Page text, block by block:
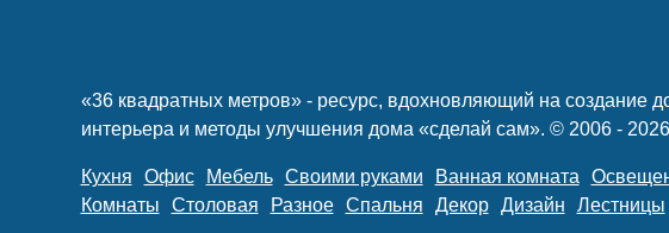
«36 квадратных метров» - ресурс, вдохновляющий на создание
интерьера и методы улучшения дома «сделай сам». © 2006 -
Кухня Офис Мебель Своими руками Ванная комната
Комнаты
Столовая Разное Спальня Декор Дизайн Лестницы